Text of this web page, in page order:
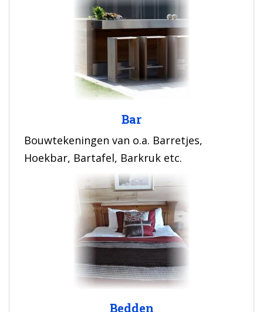
Bar
Bouwtekeningen van o.a. Barretjes,
Hoekbar, Bartafel, Barkruk etc.
Bedden